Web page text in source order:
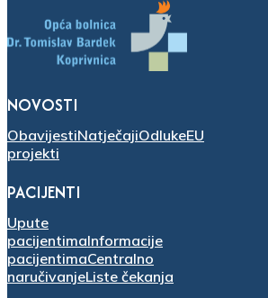
NOVOSTI
ObavijestiNatječajiOdlukeEU
projekti
PACIJENTI
Upute
pacijentimaInformacije
pacijentimaCentralno
naručivanjeListe čekanja